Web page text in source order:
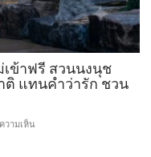
เสริม
ความ
รู้
เยาวชน
จัดการ
เข้าฟรี สวนนงนุช
แทนคำว่ารัก ชวน
วามเห็น